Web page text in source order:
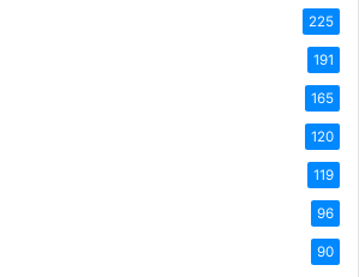
225
191
165
120
119
96
90